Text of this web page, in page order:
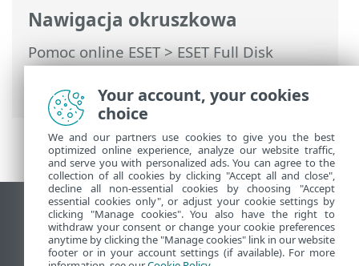
Nawigacja okruszkowa
Pomoc online ESET>ESET Full Disk
Encryption>Wprowadzenie do programu
ESET Full Disk Encryption
Wyświetl witrynę internetową dla
komputerów
End of Life
Your account, your cookies
choice
We and our partners use cookies to give you the best
optimized online experience, analyze our website traffic,
and serve you with personalized ads. You can agree to the
collection of all cookies by clicking "Accept all and close",
decline all non-essential cookies by choosing "Accept
essential cookies only", or adjust your cookie settings by
clicking "Manage cookies". You also have the right to
withdraw your consent or change your cookie preferences
anytime by clicking the "Manage cookies" link in our website
footer or in your account settings (if available). For more